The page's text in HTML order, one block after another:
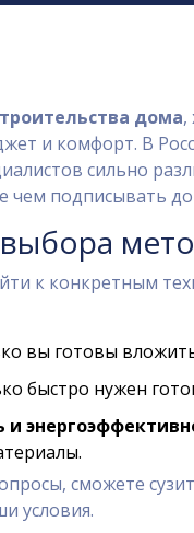
дома,
и комфорт. В
сильно
чем подписывать
к конкретным
вы готовы
быстро нужен
и
сможете
условия.